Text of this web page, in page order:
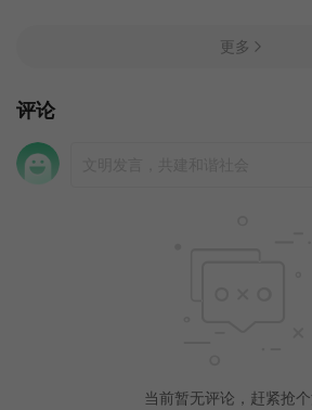
更多
评论
当前暂无评论，赶紧抢